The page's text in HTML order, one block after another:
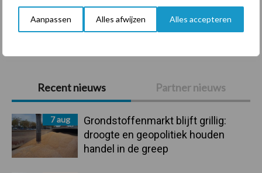
Aanpassen Alles afwijzen Alles accepteren
Primaire
Sidebar
Recent nieuws Partner nieuws
7 aug
Grondstoffenmarkt blijft grillig:
droogte en geopolitiek houden
handel in de greep
Toon meer